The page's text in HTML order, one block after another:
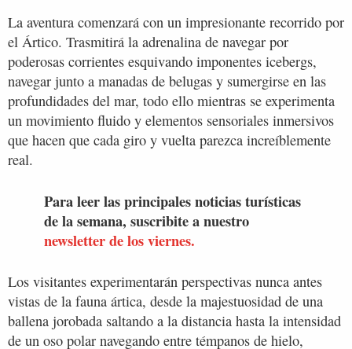
La aventura comenzará con un impresionante recorrido por
el Ártico. Trasmitirá la adrenalina de navegar por
poderosas corrientes esquivando imponentes icebergs,
navegar junto a manadas de belugas y sumergirse en las
profundidades del mar, todo ello mientras se experimenta
un movimiento fluido y elementos sensoriales inmersivos
que hacen que cada giro y vuelta parezca increíblemente
real.
Para leer las principales noticias turísticas
de la semana, suscribite a nuestro
newsletter de los viernes.
Los visitantes experimentarán perspectivas nunca antes
vistas de la fauna ártica, desde la majestuosidad de una
ballena jorobada saltando a la distancia hasta la intensidad
de un oso polar navegando entre témpanos de hielo,